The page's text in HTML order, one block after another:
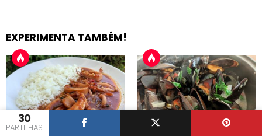
30
PARTILHAS
EXPERIMENTA TAMBÉM!